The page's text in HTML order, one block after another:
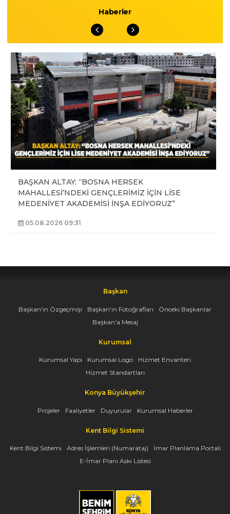
Haberler
BAŞKAN ALTAY: “BOSNA HERSEK
MAHALLESİ’NDEKİ GENÇLERİMİZ İÇİN LİSE
MEDENİYET AKADEMİSİ İNŞA EDİYORUZ”
05.08.2026 09:31
Başkan
Başkan'ın Özgeçmişi Başkan'ın Fotoğrafları
Önceki Başkanlar
Başkan'a Mesaj
Kurumsal
Kurumsal Yapı Kurumsal Logo
Hizmet Envanteri
Hizmet Standartları
Konya Büyükşehir
Projeler Faaliyetler Duyurular Kurumsal Haberler
Kent Bilgi Sistemi
Kent Bilgi Sistemi Adres İşlemleri (Numarataj)
İmar Planlama Portalı
E-İmar Planı Askı Listesi